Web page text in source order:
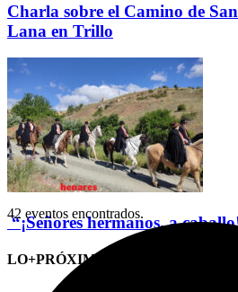
Charla sobre el Camino de
Lana en Trillo
“¡Señores hermanos, a
LO+PRÓXIMO (CITAS)
42 eventos encontrados.